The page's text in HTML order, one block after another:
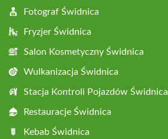
Fotograf Świdnica
Fryzjer Świdnica
Salon Kosmetyczny Świdnica
Wulkanizacja Świdnica
Stacja Kontroli Pojazdów Świdnica
Restauracje Świdnica
Kebab Świdnica